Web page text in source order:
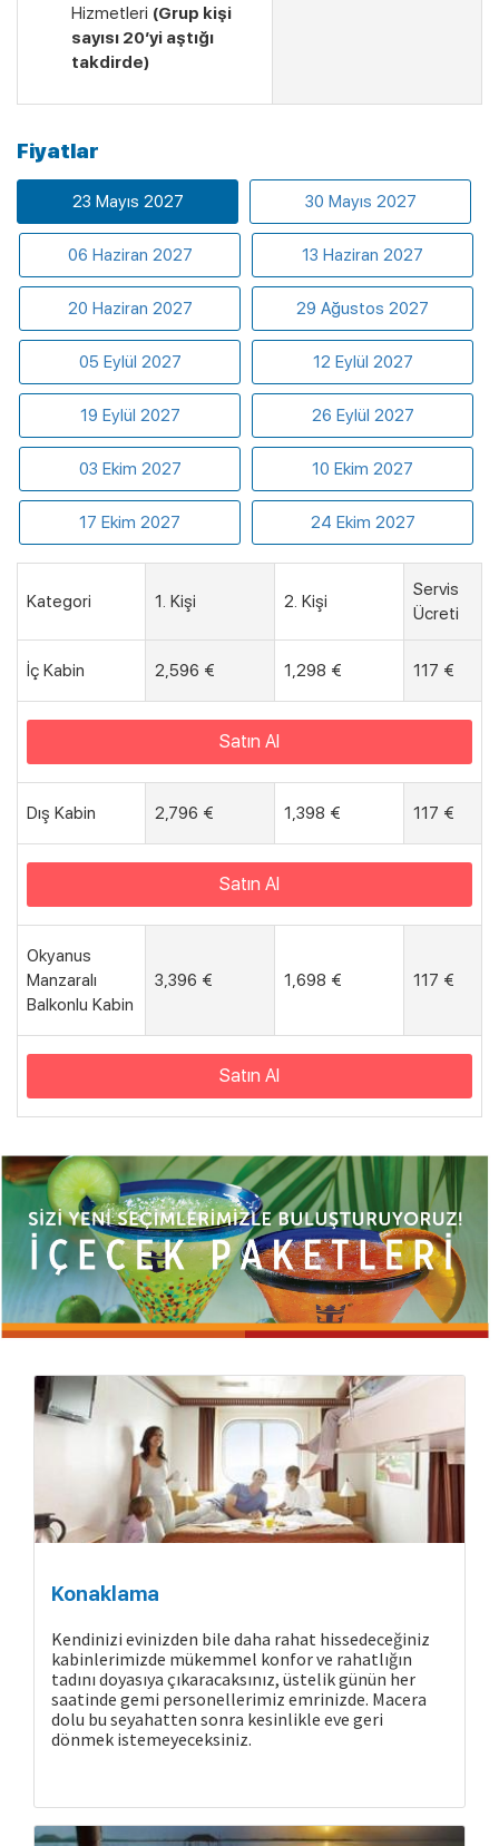
Hizmetleri (Grup kişi
sayısı 20’yi aştığı
takdirde)
Fiyatlar
23 Mayıs 2027 30 Mayıs 2027
06 Haziran 2027 13 Haziran 2027
20 Haziran 2027 29 Ağustos 2027
05 Eylül 2027 12 Eylül 2027
19 Eylül 2027 26 Eylül 2027
03 Ekim 2027 10 Ekim 2027
17 Ekim 2027 24 Ekim 2027
Kategori 1. Kişi 2. Kişi
Servis
Ücreti
İç Kabin 2,596 € 1,298 € 117 €
Satın Al
Dış Kabin 2,796 € 1,398 € 117 €
Satın Al
Okyanus
Manzaralı
Balkonlu Kabin
3,396 € 1,698 € 117 €
Satın Al
Konaklama
Kendinizi evinizden bile daha rahat hissedeceğiniz
kabinlerimizde mükemmel konfor ve rahatlığın
tadını doyasıya çıkaracaksınız, üstelik günün her
saatinde gemi personellerimiz emrinizde. Macera
dolu bu seyahatten sonra kesinlikle eve geri
dönmek istemeyeceksiniz.